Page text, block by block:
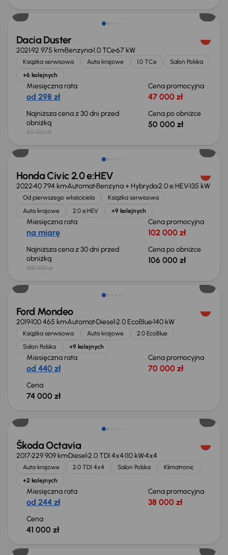
Dacia Duster
202192 975 kmBenzyna1.0 TCe67 kW
Książka serwisowa Auta krajowe 1.0 TCe
Salon Polska
+6 kolejnych
Miesięczna rata
od 298 zł
Cena promocyjna
47 000 zł
Najniższa cena z 30 dni przed
obniżką
50 700 zł
Cena po obniżce
50 000 zł
Taniej o 2 000 zł
Honda Civic 2.0 e:HEV
202240 794 kmAutomatBenzyna + Hybryda2.0 e:HEV135 kW
Od pierwszego właściciela
Książka serwisowa
Auta krajowe
2.0 e:HEV +9 kolejnych
Miesięczna rata
na miarę
Cena promocyjna
102 000 zł
Najniższa cena z 30 dni przed
obniżką
108 000 zł
Cena po obniżce
106 000 zł
Ford Mondeo
2019100 465 kmAutomatDiesel2.0 EcoBlue140 kW
Książka serwisowa Auta krajowe
2.0 EcoBlue
Salon Polska
+9 kolejnych
Miesięczna rata
od 440 zł
Cena promocyjna
70 000 zł
Cena
74 000 zł
Škoda Octavia
2017229 909 kmDiesel2.0 TDI 4x4110 kW4x4
Auta krajowe 2.0 TDI 4x4 Salon Polska
Klimatronic
+2 kolejnych
Miesięczna rata
od 244 zł
Cena promocyjna
38 000 zł
Cena
41 000 zł